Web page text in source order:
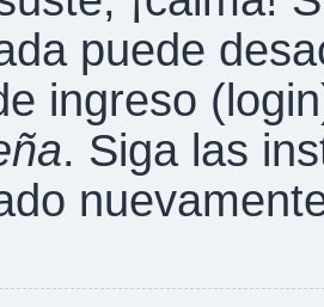
puede
ingreso
. Siga las